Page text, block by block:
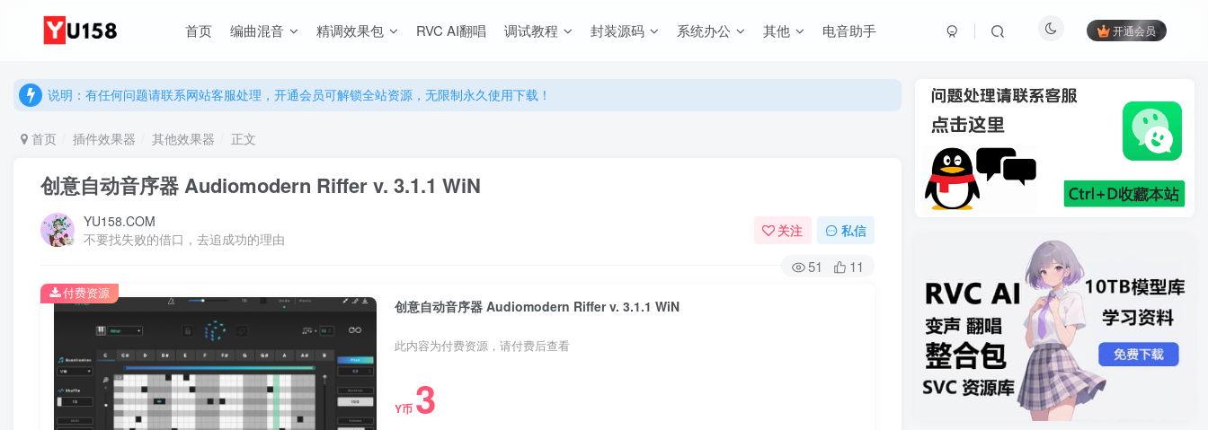
首页 编曲混音 精调效果包 RVC AI翻唱 调试教程 封装源码 系统办公 其他 电音助手 开通会员
说明：有任何问题请联系网站客服处理，开通会员可解锁全站资源，无限制永久使用下载！
说明：有任何问题请联系网站客服处理，开通会员可解锁全站资源，无限制永久使用下载！
首页 插件效果器 其他效果器 正文
创意自动音序器 Audiomodern Riffer v. 3.1.1 WiN
YU158.COM
不要找失败的借口，去追成功的理由
关注 私信
51 11
创意自动音序器 Audiomodern Riffer v. 3.1.1 WiN
此内容为付费资源，请付费后查看
Y币 3
付费资源